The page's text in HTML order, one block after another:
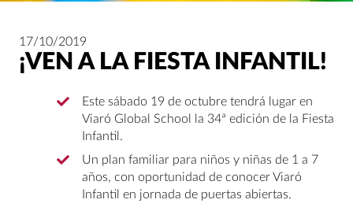
17/10/2019
¡VEN A LA FIESTA INFANTIL!
Este sábado 19 de octubre tendrá lugar en
Viaró Global School la 34ª edición de la Fiesta
Infantil.
Un plan familiar para niños y niñas de 1 a 7
años, con oportunidad de conocer Viaró
Infantil en jornada de puertas abiertas.